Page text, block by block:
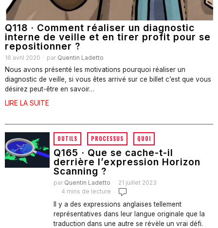
Q118 · Comment réaliser un diagnostic
interne de veille et en tirer profit pour se
repositionner ?
16 avril 2020 par Quentin Ladetto
Nous avons présenté les motivations pourquoi réaliser un
diagnostic de veille, si vous êtes arrivé sur ce billet c’est que vous
désirez peut-être en savoir…
LIRE LA SUITE
OUTILS · PROCESSUS · QUOI
Q165 · Que se cache-t-il
derrière l’expression Horizon
Scanning ?
par Quentin Ladetto
21 juillet 2023
4 mins de lecture
Il y a des expressions anglaises tellement
représentatives dans leur langue originale que la
traduction dans une autre se révèle un vrai défi.